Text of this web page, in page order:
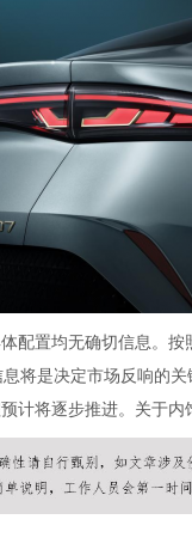
置均无确切信息。按
将是决定市场反响的
将逐步推进。关于内